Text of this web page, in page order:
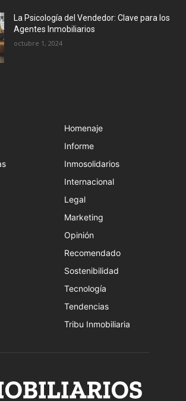
La Psicología del Vendedor: Clave para los
Agentes Inmobiliarios
octubre 1, 2024
Homenaje
Informe
Inmosolidarios
Internacional
Legal
Marketing
Opinión
Recomendado
Sostenibilidad
Tecnología
Tendencias
Tribu Inmobiliaria